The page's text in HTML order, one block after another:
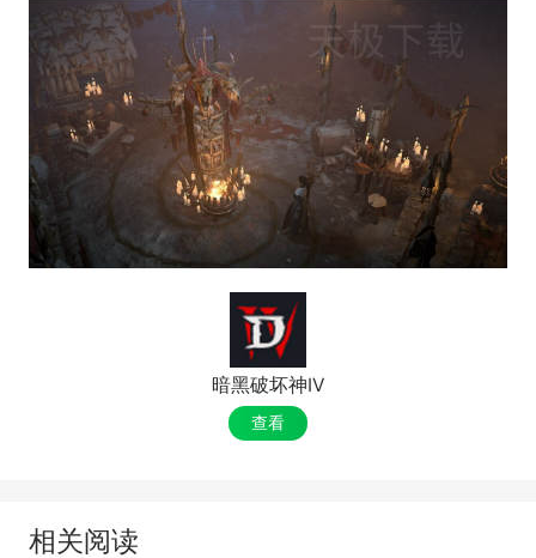
暗黑破坏神IV
查看
相关阅读